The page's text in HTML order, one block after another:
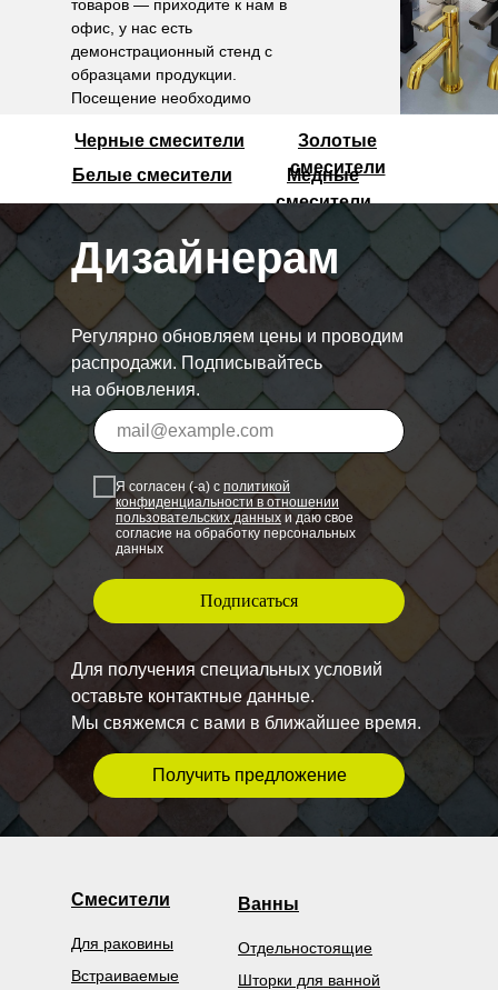
товаров — приходите к нам в
офис, у нас есть
демонстрационный стенд с
образцами продукции.
Посещение необходимо
Черные смесители
Белые смесители
Золотые
смесители
Медные
смесители
Дизайнерам
Регулярно обновляем цены и проводим
распродажи. Подписывайтесь
на обновления.
Я согласен (-а) с политикой
конфиденциальности в отношении
пользовательских данных и даю свое
согласие на обработку персональных
данных
Подписаться
Для получения специальных условий
оставьте контактные данные.
Мы свяжемся с вами в ближайшее время.
Получить предложение
Смесители
Встраиваемые
Для раковины
Ванны
Отдельностоящие
Шторки для ванной